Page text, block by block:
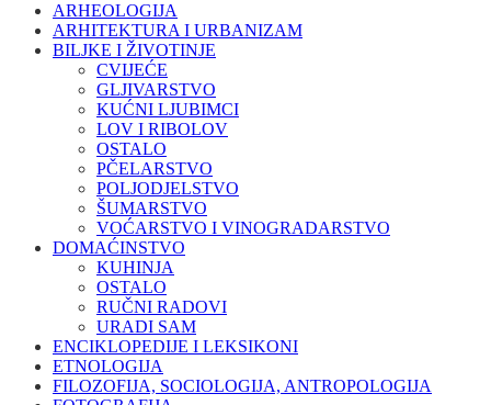
ARHEOLOGIJA
ARHITEKTURA I URBANIZAM
BILJKE I ŽIVOTINJE
CVIJEĆE
GLJIVARSTVO
KUĆNI LJUBIMCI
LOV I RIBOLOV
OSTALO
PČELARSTVO
POLJODJELSTVO
ŠUMARSTVO
VOĆARSTVO I VINOGRADARSTVO
DOMAĆINSTVO
KUHINJA
OSTALO
RUČNI RADOVI
URADI SAM
ENCIKLOPEDIJE I LEKSIKONI
ETNOLOGIJA
FILOZOFIJA, SOCIOLOGIJA, ANTROPOLOGIJA